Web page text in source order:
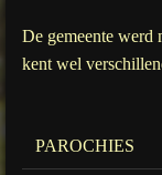
De gemeente werd
kent wel
PAROCHIES